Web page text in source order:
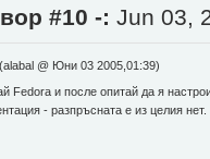
#10 -: Jun 03,
@ Юни 03 2005,01:39)
Fedora и после опитай да я
- разпръсната е из целия нет.